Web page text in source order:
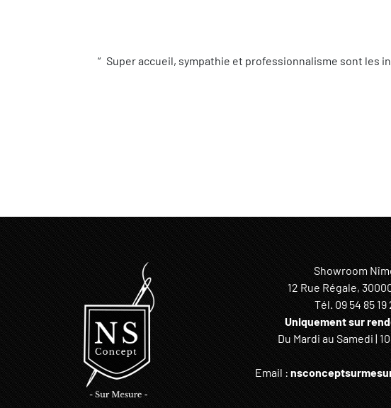
Super accueil, sympathie et professionnalisme sont les
Showroom
12 Rue Régale,
Tél. 09 54 85 19
Uniquement sur
Du Mardi au Samedi |
Email :